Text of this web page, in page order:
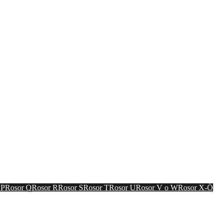
Rosor QRosor RRosor SRosor TRosor URosor V o WRosor X-Ö